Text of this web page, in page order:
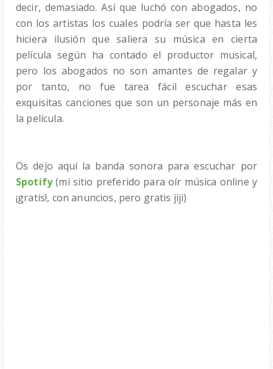
decir, demasiado. Así que luchó con abogados, no
con los artistas los cuales podría ser que hasta les
hiciera ilusión que saliera su música en cierta
película según ha contado el productor musical,
pero los abogados no son amantes de regalar y
por tanto, no fue tarea fácil escuchar esas
exquisitas canciones que son un personaje más en
la película.
Os dejo aquí la banda sonora para escuchar por
Spotify(mi sitio preferido para oír música online y
¡gratis!, con anuncios, pero gratis jiji)